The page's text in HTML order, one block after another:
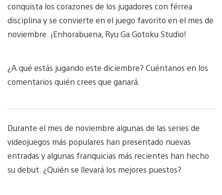
conquista los corazones de los jugadores con férrea
disciplina y se convierte en el juego favorito en el mes de
noviembre. ¡Enhorabuena, Ryu Ga Gotoku Studio!
¿A qué estás jugando este diciembre? Cuéntanos en los
comentarios quién crees que ganará.
Durante el mes de noviembre algunas de las series de
videojuegos más populares han presentado nuevas
entradas y algunas franquicias más recientes han hecho
su debut. ¿Quién se llevará los mejores puestos?